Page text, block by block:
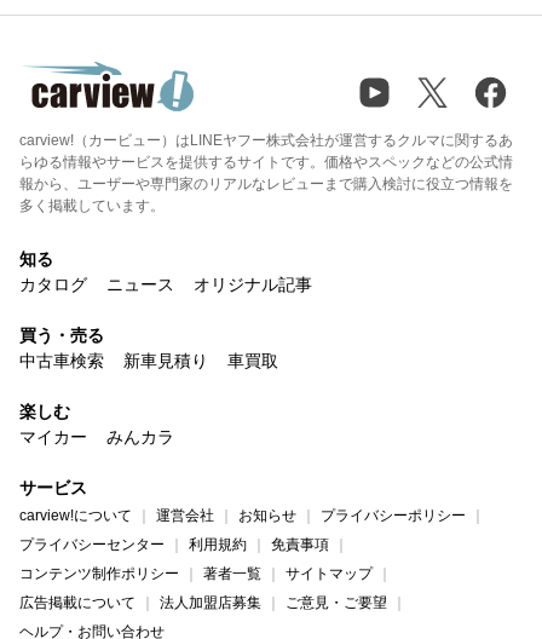
carview!（カービュー）はLINEヤフー株式会社が運営するクルマに関するあ
らゆる情報やサービスを提供するサイトです。価格やスペックなどの公式情
報から、ユーザーや専門家のリアルなレビューまで購入検討に役立つ情報を
多く掲載しています。
知る
カタログ
ニュース オリジナル記事
買う・売る
中古車検索
新車見積り 車買取
楽しむ
マイカー
みんカラ
サービス
carview!について 運営会社 お知らせ
プライバシーポリシー
プライバシーセンター
利用規約
免責事項
コンテンツ制作ポリシー
著者一覧
サイトマップ
広告掲載について
法人加盟店募集
ご意見・ご要望
ヘルプ・お問い合わせ